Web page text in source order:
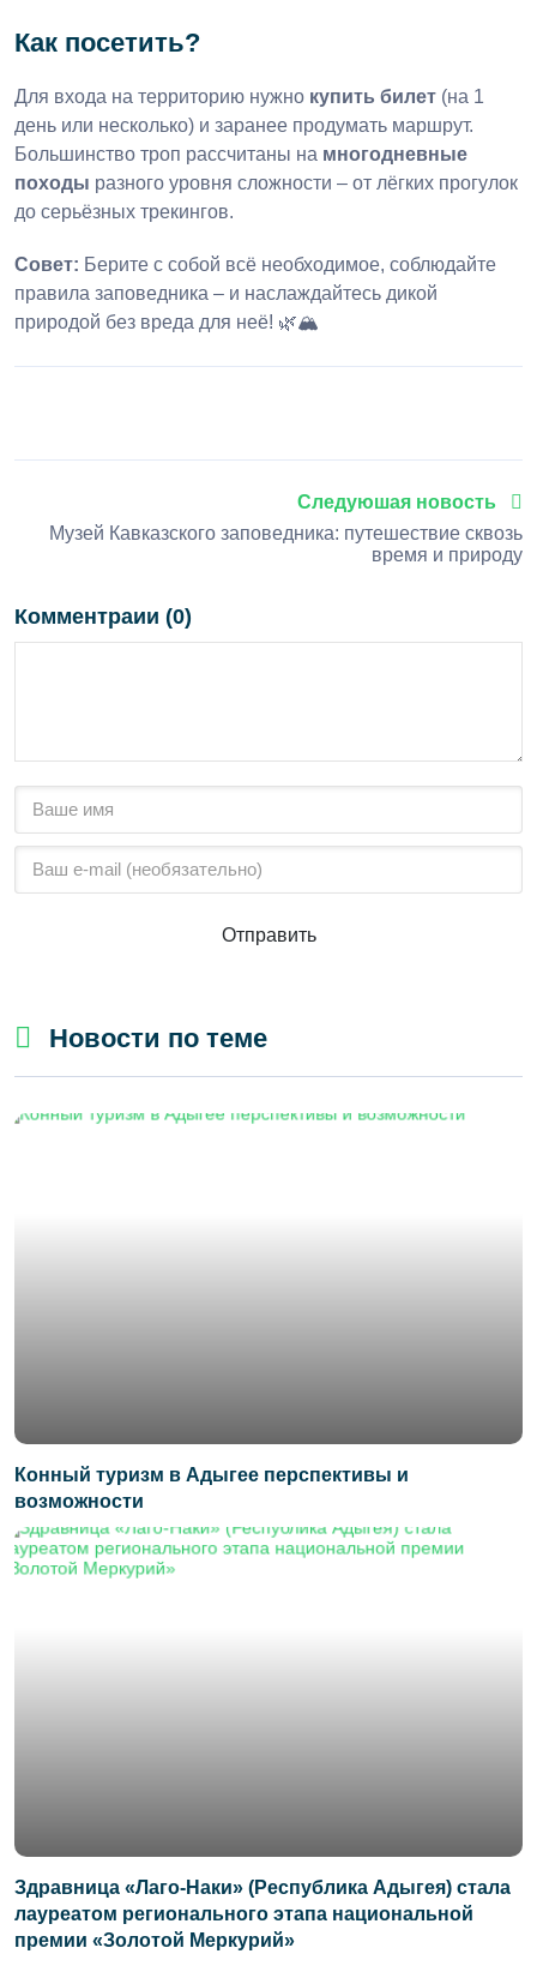
Как посетить?
Для входа на территорию нужно купить билет (на 1
день или несколько) и заранее продумать маршрут.
Большинство троп рассчитаны на многодневные
походы разного уровня сложности – от лёгких прогулок
до серьёзных трекингов.
Совет: Берите с собой всё необходимое, соблюдайте
правила заповедника – и наслаждайтесь дикой
природой без вреда для неё! 🌿🏔️
Следуюшая новость
Музей Кавказского заповедника: путешествие сквозь
время и природу
Комментраии (0)
Отправить
Новости по теме
Конный туризм в Адыгее перспективы и
возможности
Здравница «Лаго-Наки» (Республика Адыгея) стала
лауреатом регионального этапа национальной
премии «Золотой Меркурий»